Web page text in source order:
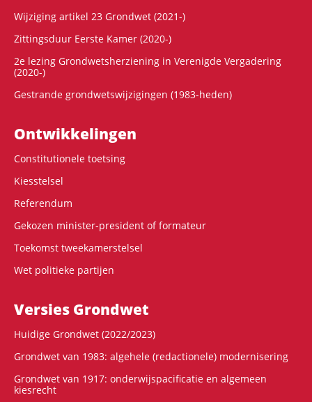
Wijziging artikel 23 Grondwet (2021-)
Zittingsduur Eerste Kamer (2020-)
2e lezing Grondwetsherziening in Verenigde Vergadering
(2020-)
Gestrande grondwetswijzigingen (1983-heden)
Ontwikke­lingen
Constitutionele toetsing
Kiesstelsel
Referendum
Gekozen minister-president of formateur
Toekomst tweekamerstelsel
Wet politieke partijen
Versies Grondwet
Huidige Grondwet (2022/2023)
Grondwet van 1983: algehele (redactionele) modernisering
Grondwet van 1917: onderwijspacificatie en algemeen
kiesrecht